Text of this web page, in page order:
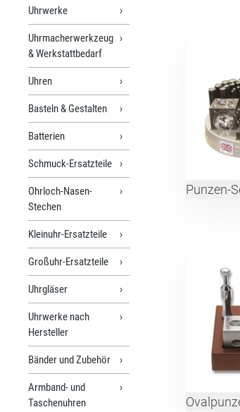
Uhrwerke
Uhrmacherwerkzeug
& Werkstattbedarf
Uhren
Basteln & Gestalten
Batterien
Schmuck-Ersatzteile
Ohrloch-Nasen-
Stechen
Kleinuhr-Ersatzteile
Großuhr-Ersatzteile
Uhrgläser
Uhrwerke nach
Hersteller
Bänder und Zubehör
Armband- und
Taschenuhren
Punzen-